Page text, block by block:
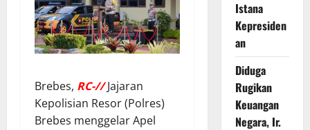
Brebes, RC-//Jajaran
Kepolisian Resor (Polres)
Brebes menggelar Apel
Istana
Kepresiden
an
Diduga
Rugikan
Keuangan
Negara, Ir.